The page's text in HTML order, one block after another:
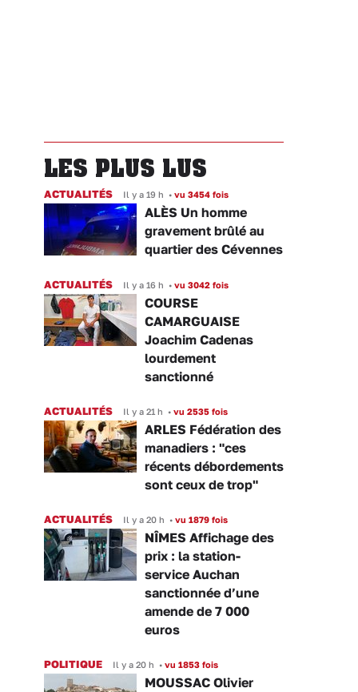
LES PLUS LUS
ACTUALITÉS Il y a 19 h • vu 3454 fois
ALÈS Un homme
gravement brûlé au
quartier des Cévennes
ACTUALITÉS Il y a 16 h • vu 3042 fois
COURSE
CAMARGUAISE
Joachim Cadenas
lourdement
sanctionné
ACTUALITÉS Il y a 21 h • vu 2535 fois
ARLES Fédération des
manadiers : "ces
récents débordements
sont ceux de trop"
ACTUALITÉS Il y a 20 h • vu 1879 fois
NÎMES Affichage des
prix : la station-
service Auchan
sanctionnée d’une
amende de 7 000
euros
POLITIQUE Il y a 20 h • vu 1853 fois
MOUSSAC Olivier